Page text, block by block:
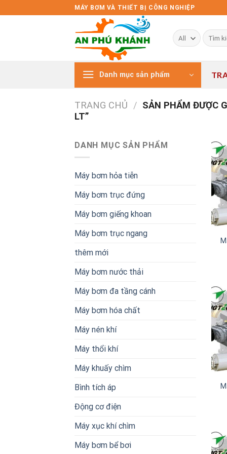
to
MÁY BƠM VÀ THIẾT BỊ CÔNG NGHIỆP
Tìm
kiếm:
Danh mục sản phẩm
TRANG CHỦ / SẢN PHẨM ĐƯỢC
LT”
DANH MỤC SẢN PHẨM
Máy bơm hỏa tiễn
Máy bơm trục đứng
Máy bơm giếng khoan
Máy bơm trục ngang
thêm mới
Máy bơm nước thải
Máy bơm đa tầng cánh
Máy bơm hóa chất
Máy nén khí
Máy thổi khí
Máy khuấy chìm
Bình tích áp
Động cơ điện
Máy xục khí chìm
Máy bơm bể bơi